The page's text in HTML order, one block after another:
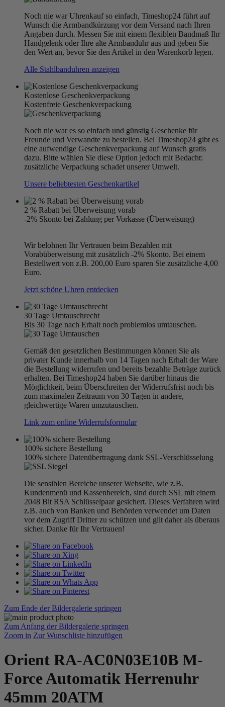
Noch nie war Uhrenkauf so einfach, Timeshop24 führt auf
Wunsch die Armbandkürzung vor dem Versand nach Ihren
Angaben durch. Messen Sie mit einem flexiblen Bandmaß Ihr
Handgelenk oder Ihre alte Armbanduhr aus und geben Sie
den Wert an, bevor Sie den Artikel in den Warenkorb legen.
Alle Stahlbanduhren anzeigen
Kostenlose Geschenkverpackung
Kostenfreie Geschenkverpackung
Noch nie war es so einfach und günstig Geschenke für
Freunde und Verwandte zu bestellen. Bei Timeshop24 gibt es
eine aufwendige Geschenkverpackung auf Wunsch gratis
dazu. Bitte wählen Sie diese Option jedoch mit Bedacht:
zusätzliche Verpackung schadet unserer Umwelt.
Unsere beliebtesten Geschenkartikel
2 % Rabatt bei Überweisung vorab
-2% Skonto bei Zahlung per Vorkasse (Überweisung)
Wir belohnen Ihr Vertrauen beim Bezahlen mit
Vorabüberweisung mit zusätzlich -2% Skonto. Bei einem
Bestellwert von z.B. 200,00 Euro sparen Sie zusätzliche 4,00
Euro.
Jetzt schöne Uhren entdecken
30 Tage Umtauschrecht
Bis 30 Tage nach Erhalt noch problemlos umtauschen.
Gemäß den gesetzlichen Bestimmungen können Sie als
privater Kunde innerhalb von 14 Tagen nach Erhalt der Ware
die Bestellung widerrufen und bereits bezahlte Beträge zurück
erhalten. Bei Timeshop24 haben Sie darüber hinaus die
Möglichkeit, beim Überschreiten der Widerrufsfrist noch bis
zum maximalen Zeitraum von 30 Tagen in andere,
gleichwertige Waren umzutauschen.
Link zum online Widerrufsformular
100% sichere Bestellung
100% sichere Datenübertragung dank SSL-Verschlüsselung
Die sensiblen Bereiche unserer Webseite, wie z.B.
Kundenmenü und Kassenbereich, sind durch SSL mit einem
2048 Bit RSA Schlüsselpaar gesichert. Dieses Verfahren wird
z.B. auch von Banken und Behörden verwendet um Daten
vor dem Zugriff Dritter zu schützen und gilt daher als überaus
sicher. Danke für Ihr Vertrauen!
Zum Ende der Bildergalerie springen
Zum Anfang der Bildergalerie springen
Zoom in Zur Wunschliste hinzufügen
Orient RA-AC0N03E10B M-
Force Automatik Herrenuhr
45mm 20ATM